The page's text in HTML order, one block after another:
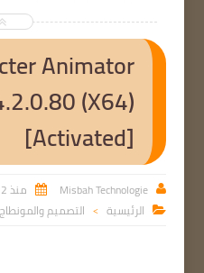
Animator
(X64)
[Activated]

Misbah Technologie
 منذ 2 سنه تقريبا
 الرئيسية > التصميم والمونطاج